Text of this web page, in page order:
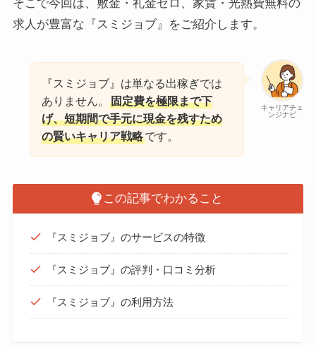
そこで今回は、敷金・礼金ゼロ、家賃・光熱費無料の
求人が豊富な『スミジョブ』をご紹介します。
キャリアチェ
ンジナビ
『スミジョブ』は単なる出稼ぎでは
ありません。固定費を極限まで下
げ、短期間で手元に現金を残すため
の賢いキャリア戦略です。
この記事でわかること
『スミジョブ』のサービスの特徴
『スミジョブ』の評判・口コミ分析
『スミジョブ』の利用方法